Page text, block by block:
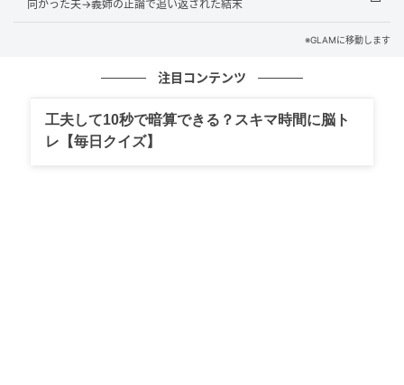
よい通知音。
きたのは、信じられないほど短い一言。
向かった夫→義姉の正論で追い返された結末
※GLAMに移動します
注目コンテンツ
工夫して10秒で暗算できる？スキマ時間に脳ト
レ【毎日クイズ】